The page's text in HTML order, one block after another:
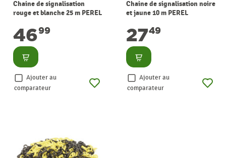
Chaine de signalisation
rouge et blanche 25 m PEREL
4699
Consulter
Ajouter au
comparateur
Chaine de signalisation noire
et jaune 10 m PEREL
2749
Consulter
Ajouter au
comparateur